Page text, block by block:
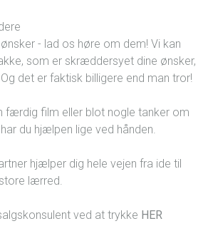
- lad os høre om dem! Vi kan
som er skræddersyet dine ønsker,
det er faktisk billigere end man tror!
færdig film eller blot nogle tanker om
du hjælpen lige ved hånden.
hjælper dig hele vejen fra ide til
lærred.
ved at trykke HER